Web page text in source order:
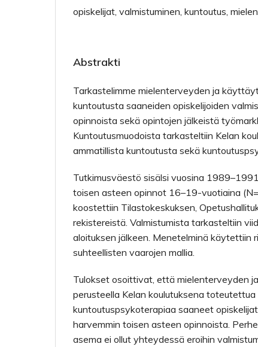
opiskelijat, valmistuminen, kuntoutus,
Abstrakti
Tarkastelimme mielenterveyden ja
kuntoutusta saaneiden opiskelijoiden
opinnoista sekä opintojen jälkeistä
Kuntoutusmuodoista tarkasteltiin Kelan
ammatillista kuntoutusta sekä
Tutkimusväestö sisälsi vuosina
toisen asteen opinnot 16–19-vuotiaina
koostettiin Tilastokeskuksen,
rekistereistä. Valmistumista tarkasteltiin
aloituksen jälkeen. Menetelminä käytettiin
suhteellisten vaarojen mallia.
Tulokset osoittivat, että mielenterveyden
perusteella Kelan koulutuksena
kuntoutuspsykoterapiaa saaneet
harvemmin toisen asteen opinnoista.
asema ei ollut yhteydessä eroihin